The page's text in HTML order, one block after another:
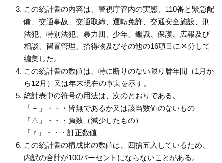
この統計書の内容は、警視庁管内の実態、110番と緊急配
備、交通事故、交通取締、運転免許、交通安全施設、刑
法犯、特別法犯、暴力団、少年、鑑識、保護、広報及び
相談、留置管理、拾得物及びその他の16項目に区分して
編集した。
この統計書の数値は、特に断りのない限り暦年間（1月か
ら12月）又は年末現在の事実を示す。
統計表中の符号の用法は、次のとおりである。
「－」・・・皆無であるか又は該当数値のないもの
「△」・・・負数（減少したもの）
「 r 」・・・訂正数値
この統計書の構成比の数値は、四捨五入しているため、
内訳の合計が100パーセントにならないことがある。